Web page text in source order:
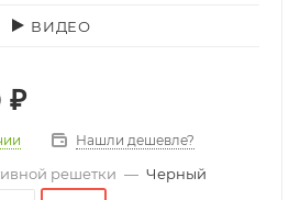
ВИДЕО
₽
Нашли дешевле?
решетки — Черный